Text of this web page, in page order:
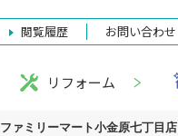
閲覧履歴 お問い合わせ
リフォーム
ファミリーマート小金原七丁目店